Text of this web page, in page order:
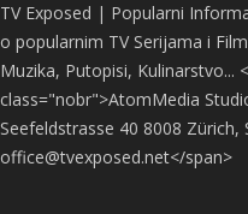
TV Exposed | Popularni
o popularnim TV Serijama i
Muzika, Putopisi, Kulinarstvo...
class="nobr">AtomMedia
Seefeldstrasse 40 8008 Zürich,
office@tvexposed.net</span>